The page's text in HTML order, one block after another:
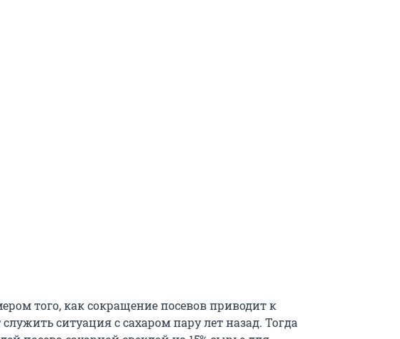
того, как сокращение посевов приводит к
ситуация с сахаром пару лет назад. Тогда